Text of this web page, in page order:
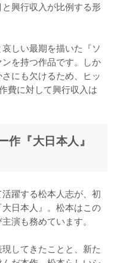
興行収入が比例する形
しい最期を描いた『ソ
を持つ作品です。しか
にも欠けるため、ヒッ
費に対して興行収入は
作『大日本人』
躍する松本人志が、初
日本人』。松本はこの
演も務めています。
してきたことと、新た